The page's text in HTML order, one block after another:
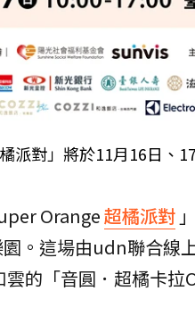
派對」將於11月16日、
Orange超橘派對
。這場由udn聯合線
雲的「音圓．超橘卡